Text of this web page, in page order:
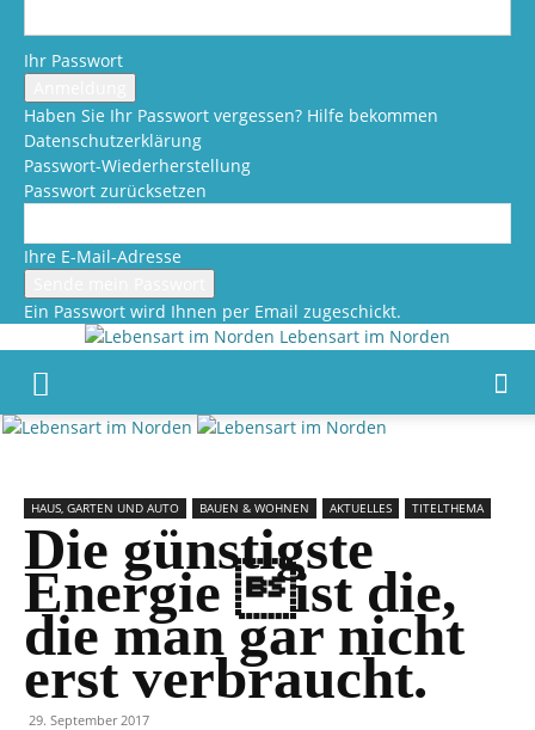
Ihr Passwort
Haben Sie Ihr Passwort vergessen? Hilfe bekommen
Datenschutzerklärung
Passwort-Wiederherstellung
Passwort zurücksetzen
Ihre E-Mail-Adresse
Ein Passwort wird Ihnen per Email zugeschickt.
Lebensart im Norden
HAUS, GARTEN UND AUTO BAUEN & WOHNEN AKTUELLES TITELTHEMA
Die günstigste
Energie ist die,
die man gar nicht
erst verbraucht.
29. September 2017